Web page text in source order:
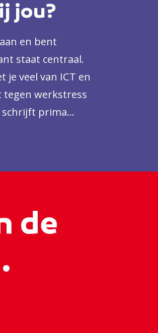
jou?
en bent
staat centraal.
je veel van ICT en
tegen werkstress
schrijft prima
de